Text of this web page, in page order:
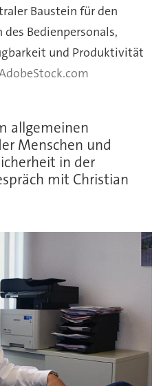
Baustein für den
des Bedienpersonals,
und Produktivität
allgemeinen
Menschen und
in der
mit Christian